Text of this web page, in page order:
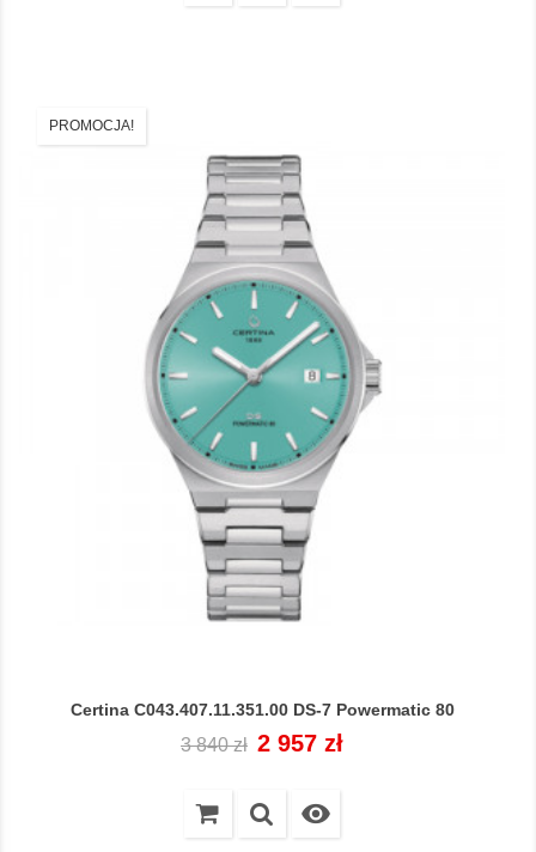
PROMOCJA!
Certina C043.407.11.351.00 DS-7 Powermatic 80
Cena
3 840 zł Cena
2 957 zł
